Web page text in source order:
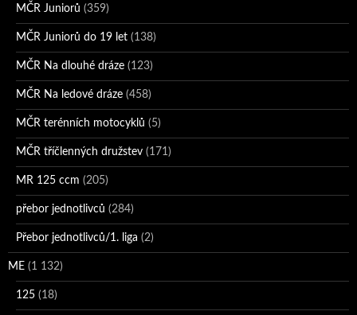
MČR Juniorů (359)
MČR Juniorů do 19 let (138)
MČR Na dlouhé dráze (123)
MČR Na ledové dráze (458)
MČR terénních motocyklů (5)
MČR tříčlenných družstev (171)
MR 125 ccm (205)
přebor jednotlivců (284)
Přebor jednotlivců/1. liga (2)
ME (1 132)
125 (18)